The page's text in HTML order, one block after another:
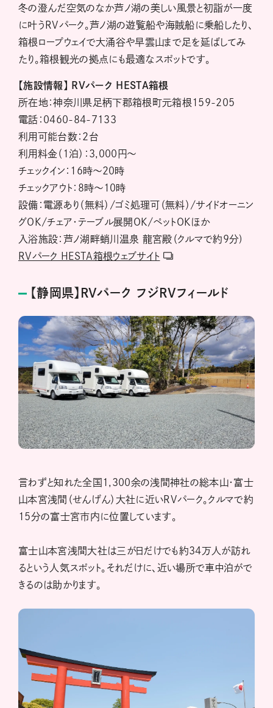
冬の澄んだ空気のなか芦ノ湖の美しい風景と初詣が一度
に叶うRVパーク。芦ノ湖の遊覧船や海賊船に乗船したり、
箱根ロープウェイで大涌谷や早雲山まで足を延ばしてみ
たり。箱根観光の拠点にも最適なスポットです。
【施設情報】
RVパーク HESTA箱根
所在地：神奈川県足柄下郡箱根町元箱根159-205
電話：0460-84-7133
利用可能台数：2台
利用料金（1泊）：3,000円～
チェックイン：16時～20時
チェックアウト：8時～10時
設備：電源あり（無料）/ゴミ処理可（無料）/サイドオーニン
グOK/チェア・テーブル展開OK/ペットOKほか
入浴施設：芦ノ湖畔蛸川温泉 龍宮殿（クルマで約9分)
RVパーク HESTA箱根ウェブサイト
【静岡県】RVパーク フジRVフィールド
言わずと知れた全国1,300余の浅間神社の総本山・富士
山本宮浅間（せんげん）大社に近いRVパーク。クルマで約
15分の富士宮市内に位置しています。
富士山本宮浅間大社は三が日だけでも約34万人が訪れ
るという人気スポット。それだけに、近い場所で車中泊がで
きるのは助かります。